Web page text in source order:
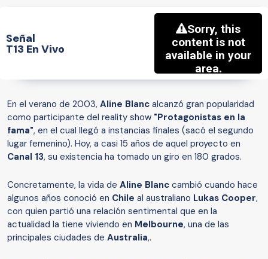
Señal
T13 En Vivo
En el verano de 2003, Aline Blanc alcanzó gran popularidad
como participante del reality show "Protagonistas en la
fama", en el cual llegó a instancias finales (sacó el segundo
lugar femenino). Hoy, a casi 15 años de aquel proyecto en
Canal 13, su existencia ha tomado un giro en 180 grados.
Concretamente, la vida de Aline Blanc cambió cuando hace
algunos años conoció en Chile al australiano Lukas Cooper,
con quien partió una relación sentimental que en la
actualidad la tiene viviendo en Melbourne, una de las
principales ciudades de Australia,.